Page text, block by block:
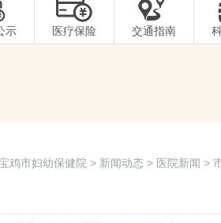
示 医疗保险 交通指南
鸡市妇幼保健院 > 新闻动态 > 医院新闻 >